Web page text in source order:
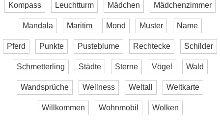
Kompass Leuchtturm Mädchen Mädchenzimmer
Mandala Maritim Mond Muster Name
Pferd Punkte Pusteblume Rechtecke Schilder
Schmetterling Städte Sterne Vögel Wald
Wandsprüche Wellness Weltall Weltkarte
Willkommen Wohnmobil Wolken